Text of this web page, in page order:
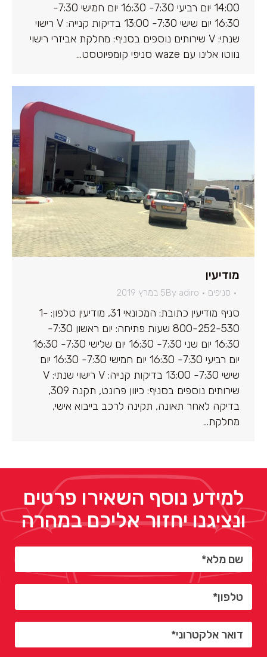
14:00 יום רביעי 7:30- 16:30 יום חמישי 7:30-
16:30 יום שישי 7:30- 13:00 בדיקות קנייה: V רישוי
שנתי: V שירותים נוספים בסניף: מחלקת אביזרי רישוי
נווטו אלינו עם waze סניפי קומפיוטסט…
מודיעין
סניפים By adiro 5 במרץ 2019
סניף מודיעין כתובת: המכונאי 31, מודיעין טלפון: 1-
800-252-530 שעות פתיחה: יום ראשון 7:30-
16:30 יום שני 7:30- 16:30 יום שלישי 7:30- 16:30
יום רביעי 7:30- 16:30 יום חמישי 7:30- 16:30 יום
שישי 7:30- 13:00 בדיקות קנייה: V רישוי שנתי: V
שירותים נוספים בסניף: כיוון פרונט, תקנה 309,
בדיקה לאחר תאונה, תקינה לרכב בייבוא אישי,
מחלקת…
למידע נוסף השאירו פרטים
ונציגנו יחזור אליכם במהרה